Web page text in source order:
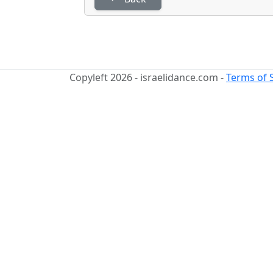
Copyleft 2026 - israelidance.com -Terms of